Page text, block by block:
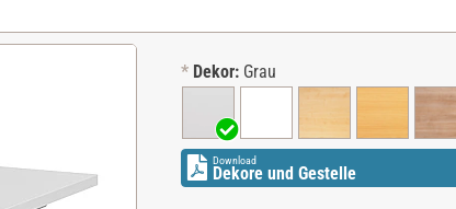
* Dekor: Grau
Download
Dekore und Gestelle